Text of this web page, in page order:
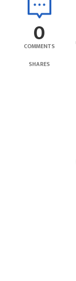
0
COMMENTS
SHARES